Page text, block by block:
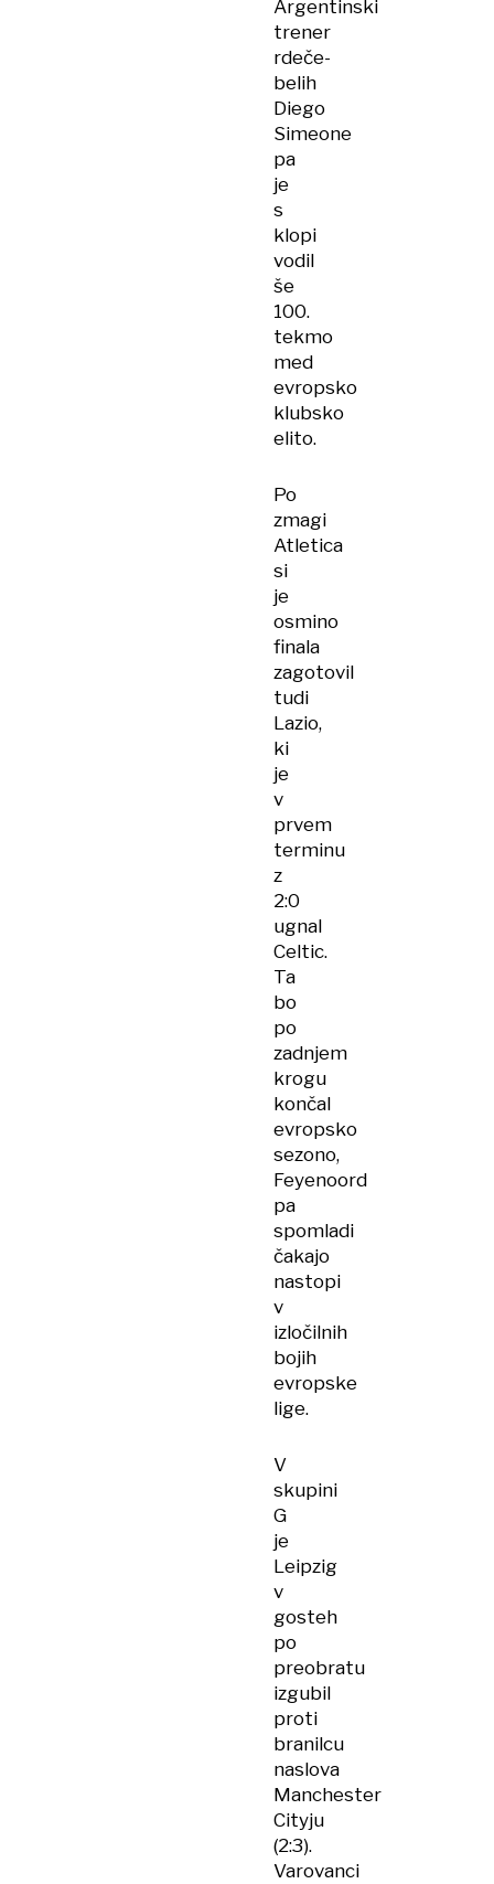
Argentinski
trener
rdeče-
belih
Diego
Simeone
pa
je
s
klopi
vodil
še
100.
tekmo
med
evropsko
klubsko
elito.
Po
zmagi
Atletica
si
je
osmino
finala
zagotovil
tudi
Lazio,
ki
je
v
prvem
terminu
z
2:0
ugnal
Celtic.
Ta
bo
po
zadnjem
krogu
končal
evropsko
sezono,
Feyenoord
pa
spomladi
čakajo
nastopi
v
izločilnih
bojih
evropske
lige.
V
skupini
G
je
Leipzig
v
gosteh
po
preobratu
izgubil
proti
branilcu
naslova
Manchester
Cityju
(2:3).
Varovanci